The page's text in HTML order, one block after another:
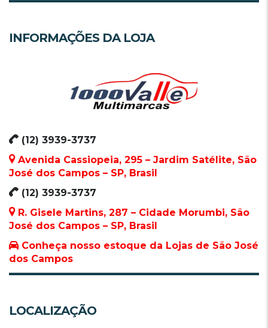
INFORMAÇÕES DA LOJA
(12) 3939-3737
Avenida Cassiopeia, 295 – Jardim Satélite, São
José dos Campos – SP, Brasil
(12) 3939-3737
R. Gisele Martins, 287 – Cidade Morumbi, São
José dos Campos – SP, Brasil
Conheça nosso estoque da Lojas de São José
dos Campos
LOCALIZAÇÃO